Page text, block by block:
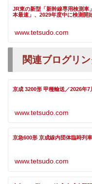
JR東の新型「新幹線専用検測車
本最速」、2029年度中に検測開
www.tetsudo.com
関連ブログリ
京成 3200形 甲種輸送／2026年
www.tetsudo.com
京急600形 京成線内団体臨時列
www.tetsudo.com